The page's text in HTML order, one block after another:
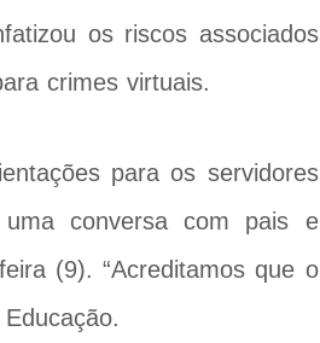
os riscos associados
crimes virtuais.
para os servidores
conversa com pais e
(9). “Acreditamos que o